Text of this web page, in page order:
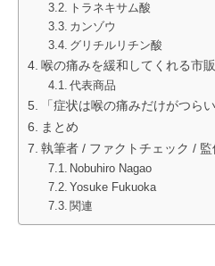
トラネキサム酸
カンゾウ
グリチルリチン酸
喉の痛みを緩和してくれる市
代表商品
「症状は喉の痛みだけがつら
まとめ
執筆者 / ファクトチェック / 監
Nobuhiro Nagao
Yosuke Fukuoka
関連